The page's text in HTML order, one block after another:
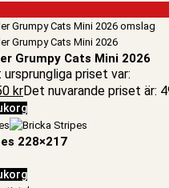
Grumpy Cats Mini 2026
ursprungliga priset var:
krDet nuvarande priset är:
228×217